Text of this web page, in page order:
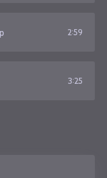
2:59
3:25